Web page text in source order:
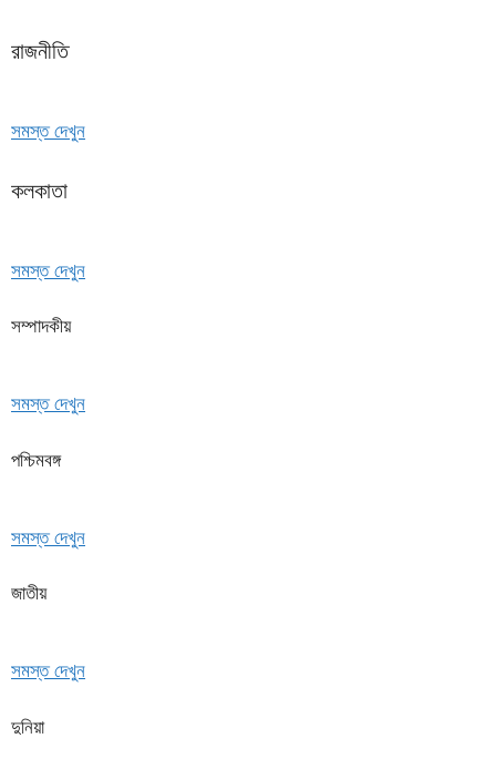
রাজনীতি
সমস্ত দেখুন
কলকাতা
সমস্ত দেখুন
সম্পাদকীয়
সমস্ত দেখুন
পশ্চিমবঙ্গ
সমস্ত দেখুন
জাতীয়
সমস্ত দেখুন
দুনিয়া